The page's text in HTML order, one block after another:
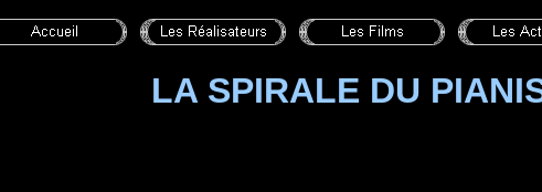
LA SPIRALE DU